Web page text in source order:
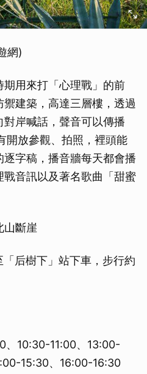
網)
用來打「心理戰」的前
建築，高達三層樓，透過
岸喊話，聲音可以傳播
開放參觀、拍照，裡頭能
字稿，播音牆每天都會播
音訊以及著名歌曲「甜蜜
山斷崖
「后樹下」站下車，步行約
10:30-11:00、13:00-
15:30、16:00-16:30